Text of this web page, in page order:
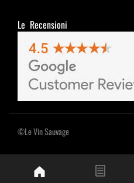
Le Recensioni
©Le Vin Sauvage
Powered by